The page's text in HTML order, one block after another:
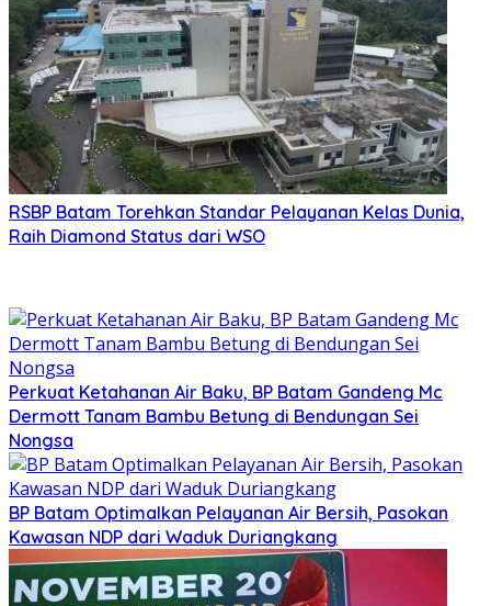
RSBP Batam Torehkan Standar Pelayanan Kelas Dunia,
Raih Diamond Status dari WSO
Perkuat Ketahanan Air Baku, BP Batam Gandeng Mc
Dermott Tanam Bambu Betung di Bendungan Sei
Nongsa
BP Batam Optimalkan Pelayanan Air Bersih, Pasokan
Kawasan NDP dari Waduk Duriangkang